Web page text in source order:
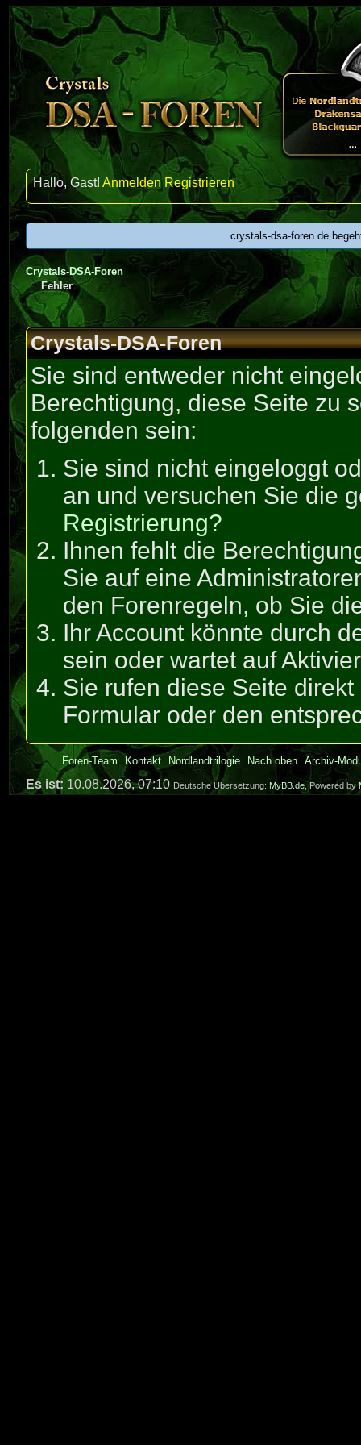
Hallo, Gast!Anmelden Registrieren
crystals-dsa-foren.de
Crystals-DSA-Foren
Fehler
Crystals-DSA-Foren
Sie sind entweder nicht
Berechtigung, diese Seite zu
folgenden sein:
Sie sind nicht eingeloggt
an und versuchen Sie die
Registrierung?
Ihnen fehlt die
Sie auf eine
den Forenregeln, ob Sie
Ihr Account könnte durch
sein oder wartet auf
Sie rufen diese Seite
Formular oder den
Foren-Team Kontakt Nordlandtrilogie Nach oben Archiv-
Es ist: 10.08.2026, 07:10 Deutsche Übersetzung: MyBB.de, Powered by